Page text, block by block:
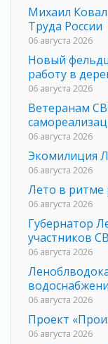
Михаил
Труда России
06 августа 2026
Новый
работу в
06 августа 2026
Ветеранам
06 августа 2026
Экомилиция
06 августа 2026
Лето в ритме
06 августа 2026
Губернатор
участников
06 августа 2026
06 августа 2026
Проект
06 августа 2026